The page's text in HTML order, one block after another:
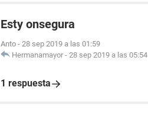
Esty onsegura
Anto - 28 sep 2019 a las 01:59
Hermanamayor - 28 sep 2019 a las 05:54
1 respuesta